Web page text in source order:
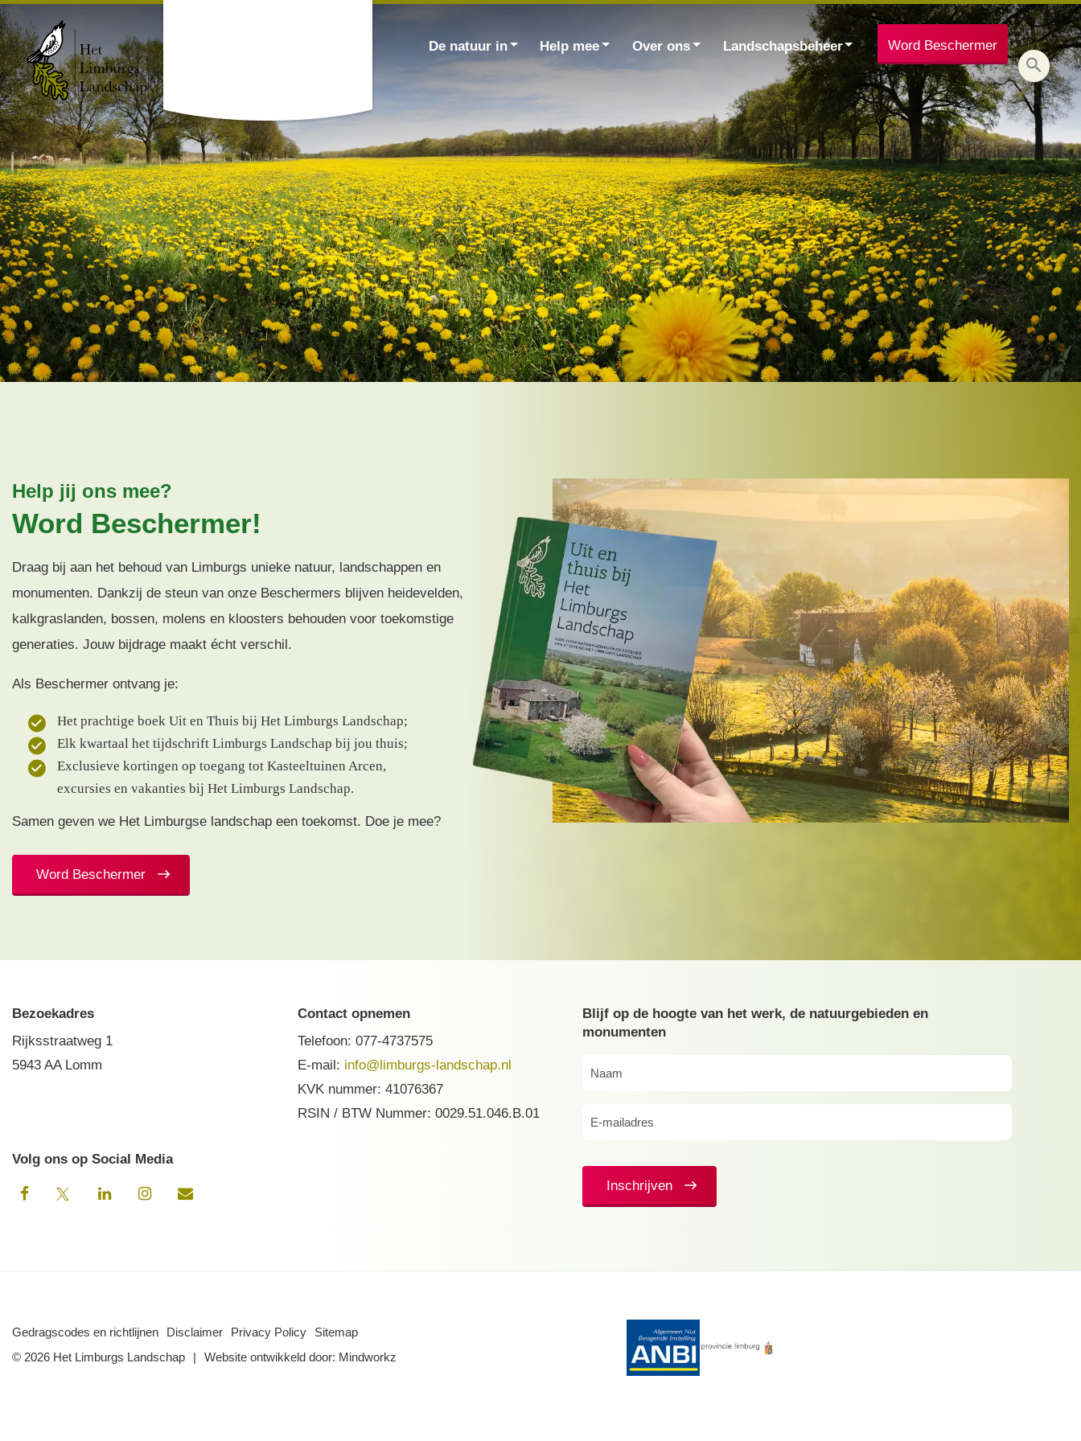
Zoek
De natuur in Help mee Over ons Landschapsbeheer Word Beschermer
Help jij ons mee?
Word Beschermer!
Draag bij aan het behoud van Limburgs unieke natuur, landschappen en
monumenten. Dankzij de steun van onze Beschermers blijven heidevelden,
kalkgraslanden, bossen, molens en kloosters behouden voor toekomstige
generaties. Jouw bijdrage maakt écht verschil.
Als Beschermer ontvang je:
Het prachtige boek Uit en Thuis bij Het Limburgs Landschap;
Elk kwartaal het tijdschrift Limburgs Landschap bij jou thuis;
Exclusieve kortingen op toegang tot Kasteeltuinen Arcen,
excursies en vakanties bij Het Limburgs Landschap.
Samen geven we Het Limburgse landschap een toekomst. Doe je mee?
Word Beschermer
Bezoekadres
Rijksstraatweg 1
5943 AA Lomm
Contact opnemen
Telefoon: 077-4737575
E-mail: info@limburgs-landschap.nl
KVK nummer: 41076367
RSIN / BTW Nummer: 0029.51.046.B.01
Volg ons op Social Media
Blijf op de hoogte van het werk, de natuurgebieden en
monumenten
Inschrijven
Gedragscodes en richtlijnen Disclaimer Privacy Policy
Sitemap
© 2026 Het Limburgs Landschap
Website ontwikkeld door: Mindworkz